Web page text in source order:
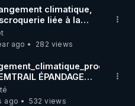
climatique,
liée à la
ago
282 views
ÉPANDAGE
ago
532 views